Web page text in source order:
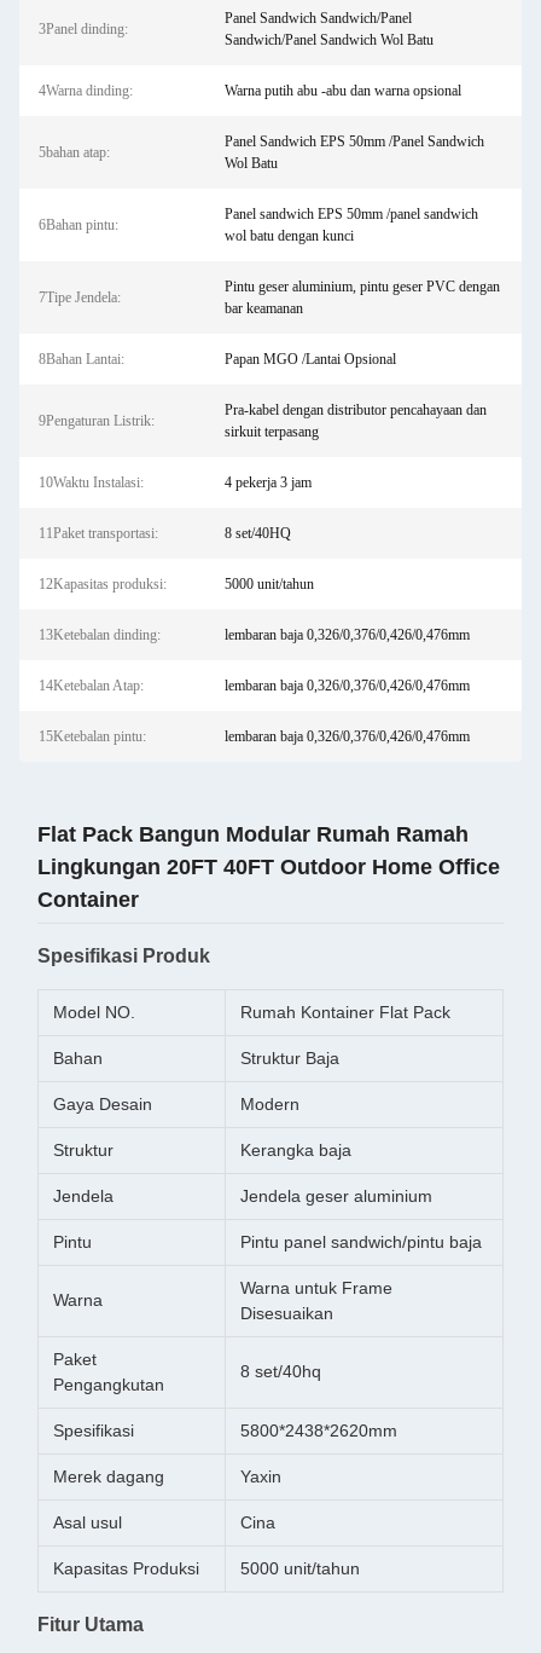
3Panel dinding:
Panel Sandwich Sandwich/Panel
Sandwich/Panel Sandwich Wol Batu
4Warna dinding: Warna putih abu -abu dan warna opsional
5bahan atap:
Panel Sandwich EPS 50mm /Panel Sandwich
Wol Batu
6Bahan pintu:
Panel sandwich EPS 50mm /panel sandwich
wol batu dengan kunci
7Tipe Jendela:
Pintu geser aluminium, pintu geser PVC dengan
bar keamanan
8Bahan Lantai: Papan MGO /Lantai Opsional
9Pengaturan Listrik:
Pra-kabel dengan distributor pencahayaan dan
sirkuit terpasang
10Waktu Instalasi: 4 pekerja 3 jam
11Paket transportasi: 8 set/40HQ
12Kapasitas produksi: 5000 unit/tahun
13Ketebalan dinding: lembaran baja 0,326/0,376/0,426/0,476mm
14Ketebalan Atap: lembaran baja 0,326/0,376/0,426/0,476mm
15Ketebalan pintu: lembaran baja 0,326/0,376/0,426/0,476mm
Flat Pack Bangun Modular Rumah Ramah
Lingkungan 20FT 40FT Outdoor Home Office
Container
Spesifikasi Produk
Model NO. Rumah Kontainer Flat Pack
Bahan Struktur Baja
Gaya Desain Modern
Struktur Kerangka baja
Jendela Jendela geser aluminium
Pintu Pintu panel sandwich/pintu baja
Warna
Warna untuk Frame
Disesuaikan
Paket
Pengangkutan
8 set/40hq
Spesifikasi 5800*2438*2620mm
Merek dagang Yaxin
Asal usul Cina
Kapasitas Produksi 5000 unit/tahun
Fitur Utama